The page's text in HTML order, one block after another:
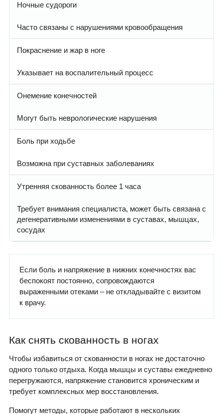
Ночные судороги
Часто связаны с нарушениями кровообращения
Покраснение и жар в ноге
Указывает на воспалительный процесс
Онемение конечностей
Могут быть неврологические нарушения
Боль при ходьбе
Возможна при суставных заболеваниях
Утренняя скованность более 1 часа
Требует внимания специалиста, может быть связана с
дегенеративными изменениями в суставах, мышцах,
сосудах
Если боль и напряжение в нижних конечностях вас
беспокоят постоянно, сопровождаются
выраженными отеками – не откладывайте с визитом
к врачу.
Как снять скованность в ногах
Чтобы избавиться от скованности в ногах не достаточно
одного только отдыха. Когда мышцы и суставы ежедневно
перегружаются, напряжение становится хроническим и
требует комплексных мер восстановления.
Помогут методы, которые работают в нескольких